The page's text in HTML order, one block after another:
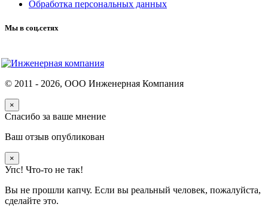
Обработка персональных данных
Мы в соц.сетях
© 2011 - 2026, ООО Инженерная Компания
×
Спасибо за ваше мнение
Ваш отзыв опубликован
×
Упс! Что-то не так!
Вы не прошли капчу. Если вы реальный человек, пожалуйста,
сделайте это.